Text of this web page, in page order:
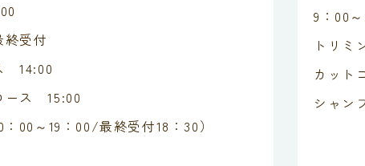
終受付
14:00
ース 15:00
：00～19：00/最終受付18：30）
9：00
トリミ
カット
シャン